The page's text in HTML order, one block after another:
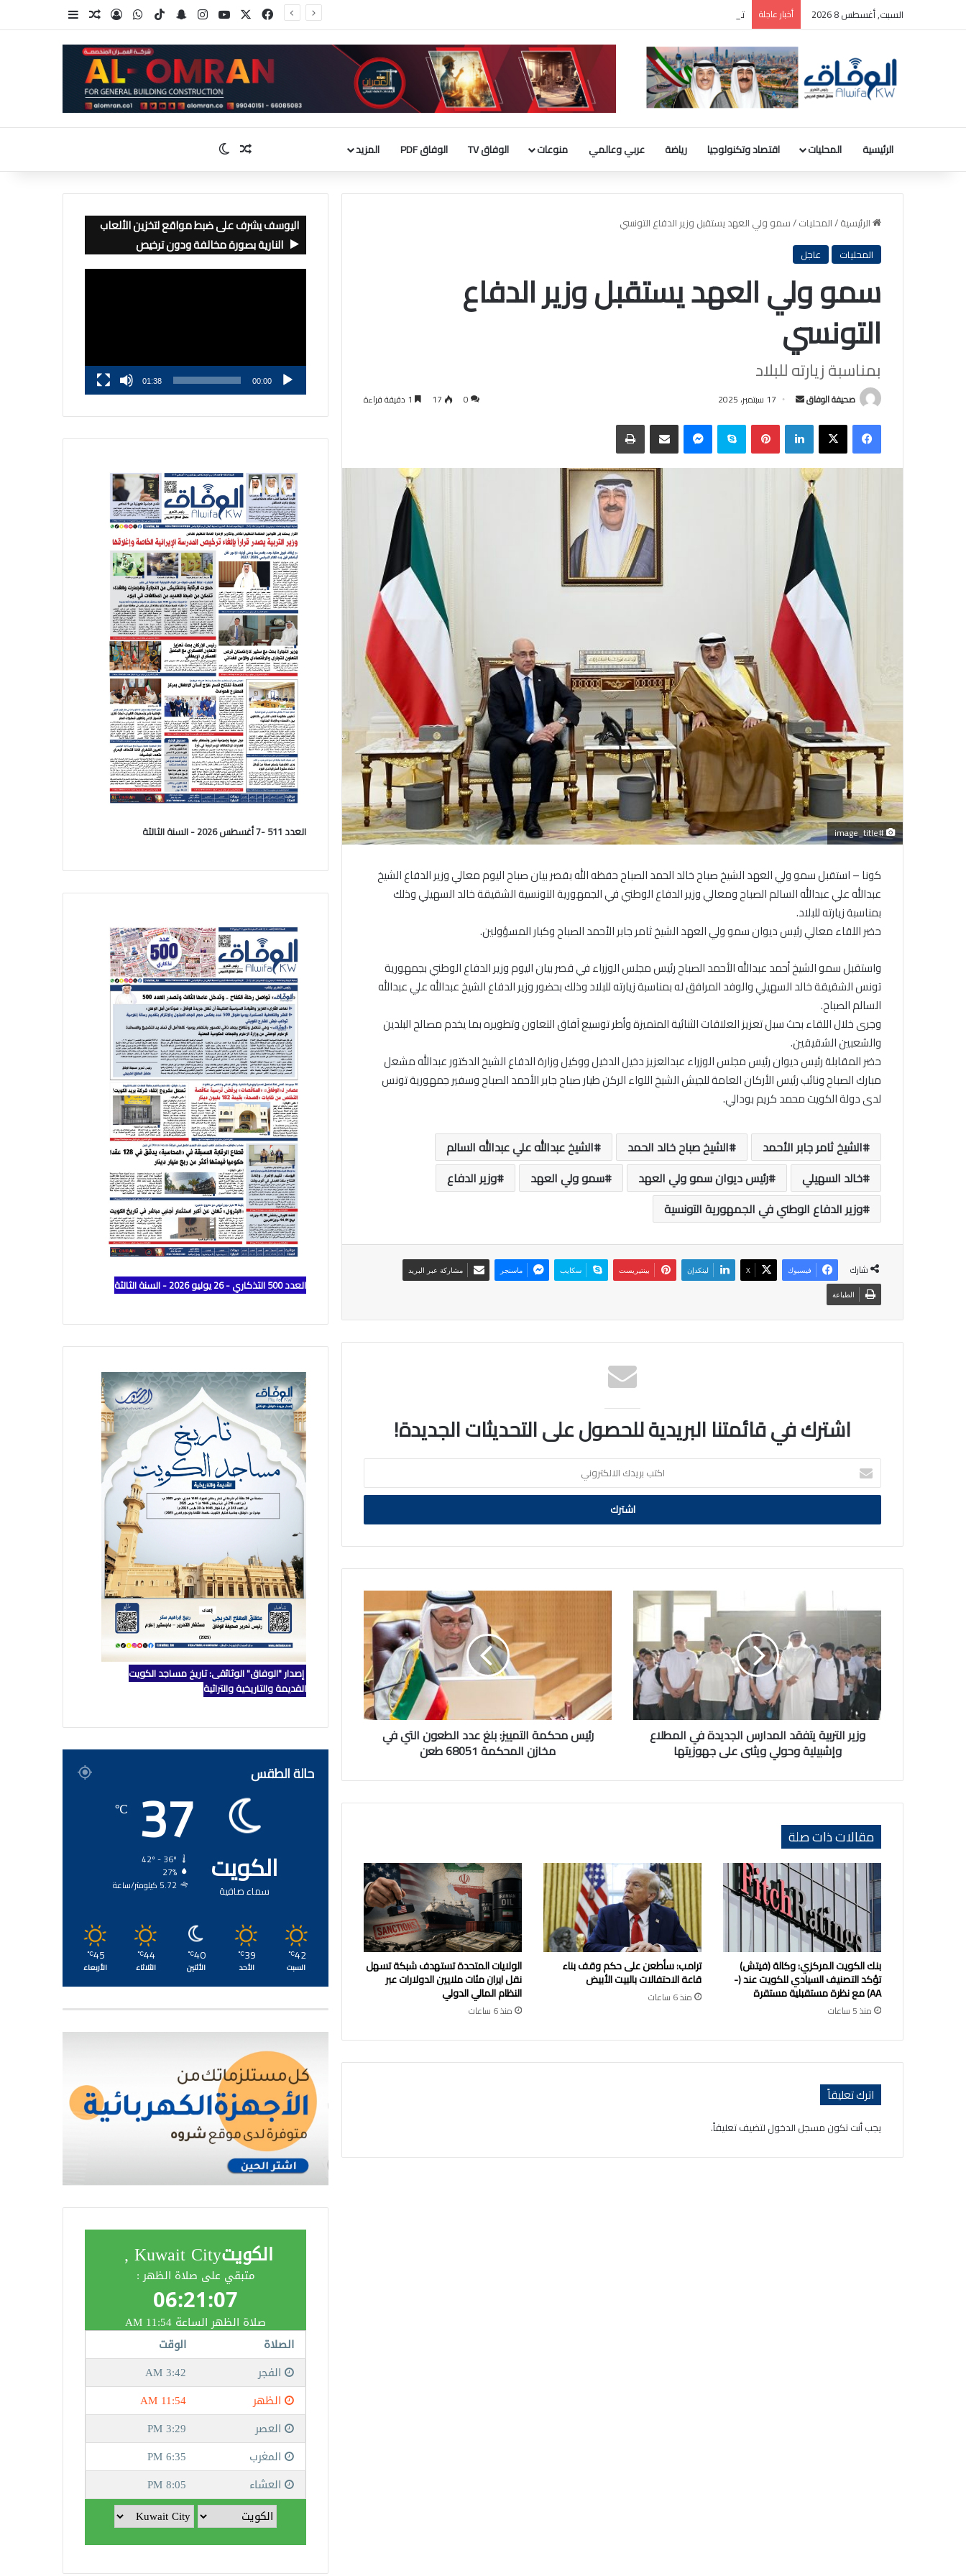
السبت, أغسطس 8 2026 أخبار عاجلة ترامب: سأطعن على حكم وقف بناء قاعة الاحتفالات بالبيت الأبيض فيسبوك ‫YouTubeانستقرامسناب تشات
‫TikTokواتسابتسجيل الدخول
مقال عشوائي
إضافة عمود
الرئيسية المحليات اقتصاد وتكنولوجيا رياضة عربي وعالمي منوعات الوفاق TV الوفاق PDF المزيد مقال عشوائي
الوضع المظلم
الرئيسية/المحليات/سمو ولي العهد يستقبل وزير الدفاع التونسي
المحليات
عاجل
سمو ولي العهد يستقبل وزير الدفاع
التونسي
بمناسبة زيارته للبلاد
صحيفة الوفاق
أرسل
إلكترونيا
17 سبتمبر، 2025 0
17
فيسبوك‫X لينكدإن بينتيريستسكايب ماسنجر مشاركة عبر البريد الطباعة
#image_title
كونا – استقبل سمو ولي العهد الشيخ صباح خالد الحمد الصباح حفظه الله بقصر بيان صباح اليوم معالي وزير الدفاع الشيخ
عبدالله علي عبدالله السالم الصباح ومعالي وزير الدفاع الوطني في الجمهورية التونسية الشقيقة خالد السهيلي وذلك
بمناسبة زيارته للبلاد.
حضر اللقاء معالي رئيس ديوان سمو ولي العهد الشيخ ثامر جابر الأحمد الصباح وكبار المسؤولين.
واستقبل سمو الشيخ أحمد عبدالله الأحمد الصباح رئيس مجلس الوزراء في قصر بيان اليوم وزير الدفاع الوطني بجمهورية
تونس الشقيقة خالد السهيلي والوفد المرافق له بمناسبة زيارته للبلاد وذلك بحضور وزير الدفاع الشيخ عبدالله علي عبدالله
السالم الصباح.
وجرى خلال اللقاء بحث سبل تعزيز العلاقات الثنائية المتميزة وأطر توسيع آفاق التعاون وتطويره بما يخدم مصالح البلدين
والشعبين الشقيقين.
حضر المقابلة رئيس ديوان رئيس مجلس الوزراء عبدالعزيز دخيل الدخيل ووكيل وزارة الدفاع الشيخ الدكتور عبدالله مشعل
مبارك الصباح ونائب رئيس الأركان العامة للجيش الشيخ اللواء الركن طيار صباح جابر الأحمد الصباح وسفير جمهورية تونس
لدى دولة الكويت محمد كريم بودالي.
الشيخ ثامر جابر الأحمد الشيخ صباح خالد الحمد
الشيخ عبدالله علي عبدالله السالم
خالد السهيلي
رئيس ديوان سمو ولي العهد سمو ولي العهد
وزير الدفاع
وزير الدفاع الوطني في الجمهورية التونسية
شارك فيسبوك ‫X لينكدإن بينتيريست سكايب ماسنجر مشاركة عبر البريد
الطباعة
اشترك في قائمتنا البريدية للحصول على التحديثات الجديدة!
اكتب
بريدك
الالكتروني
التربية
المدارس
الجديدة
في
المطلاع
وإشبيلية
وحولي
ويثنىوزير التربية يتفقد المدارس الجديدة في المطلاع
وإشبيلية وحولي ويثنى على جهوزيتها
الطعون
التي
في
مخازن
المحكمة
68051
رئيس محكمة التمييز: بلغ عدد الطعون التي في
مخازن المحكمة 68051 طعن
مقالات ذات صلة
بنك الكويت المركزي: وكالة (فيتش)
تؤكد التصنيف السيادي للكويت عند (-
AA) مع نظرة مستقبلية مستقرة
منذ 5 ساعات
ترامب: سأطعن على حكم وقف بناء
قاعة الاحتفالات بالبيت الأبيض
منذ 6 ساعات
الولايات المتحدة تستهدف شبكة تسهل
نقل ايران مئات ملايين الدولارات عبر
النظام المالي الدولي
منذ 6 ساعات
اترك تعليقاً
يجب أنت تكون مسجل الدخول لتضيف تعليقاً.
اليوسف يشرف على ضبط مواقع لتخزين الألعاب
النارية بصورة مخالفة ودون ترخيص
00:00
01:38
العدد 511 -7 أغسطس 2026 - السنة الثالثة
العدد 500 التذكاري - 26 يوليو 2026 - السنة الثالثة
إصدار "الوفاق" الوثائقي: تاريخ مساجد الكويت
القديمة والتاريخية والتراثية
حالة الطقس
الكويت
سماء صافية
37
℃
27%
5.72 كيلومتر/ساعة
42
℃
السبت
39
℃
الأحد
40
℃
الأثنين
44
℃
الثلاثاء
45
℃
الأربعاء